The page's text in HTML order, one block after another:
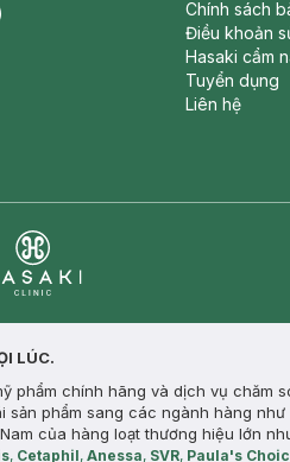
Chính sách
Điều khoản
Hasaki cẩm
Tuyển dụng
Liên hệ
LÚC.
phẩm chính hãng và dịch vụ
sản phẩm sang các ngành hàng
của hàng loạt thương hiệu lớn
, Cetaphil, Anessa, SVR, Paula's